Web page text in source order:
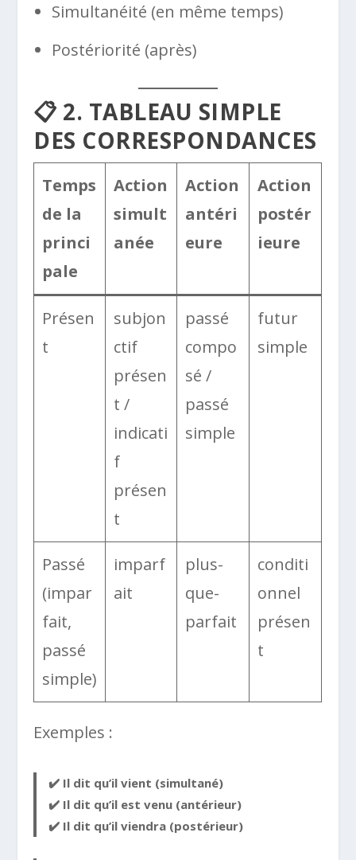
Simultanéité (en même temps)
Postériorité (après)
📋 2. TABLEAU SIMPLE
DES CORRESPONDANCES
Temps
de la
princi
pale
Action
simult
anée
Action
antéri
eure
Action
postér
ieure
Présen
t
subjon
ctif
présen
t /
indicati
f
présen
t
passé
compo
sé /
passé
simple
futur
simple
Passé
(impar
fait,
passé
simple)
imparf
ait
plus-
que-
parfait
conditi
onnel
présen
t
Exemples :
✔️ Il dit qu’ilvient (simultané)
✔️ Il dit qu’il est venu (antérieur)
✔️ Il dit qu’ilviendra (postérieur)